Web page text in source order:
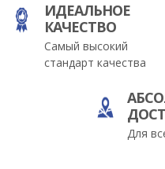
ИДЕАЛЬНОЕ
КАЧЕСТВО
Самый высокий
стандарт качества
Для